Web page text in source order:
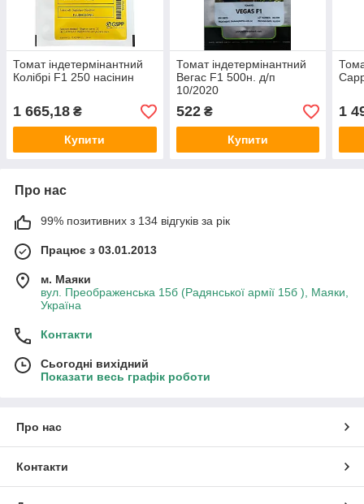
Томат індетермінантний
Колібрі F1 250 насінин
1 665,18 ₴
Купити
Томат індетермінантний
Вегас F1 500н. д/п
10/2020
522₴
Купити
1
Про нас
99% позитивних з 134 відгуків за рік
Працює з 03.01.2013
м. Маяки
вул. Преображенська 15б (Радянської армії 15б ), Маяки,
Україна
Контакти
Сьогодні вихідний
Показати весь графік роботи
Про нас
Контакти